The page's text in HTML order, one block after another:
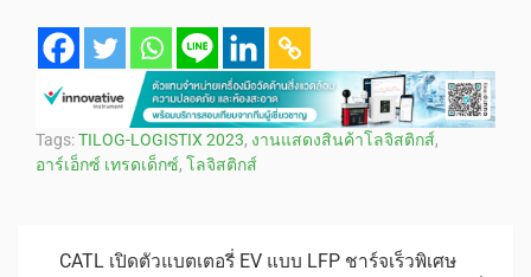
Tags:TILOG-LOGISTIX 2023, งานแสดงสินค้าโลจิสติกส์,
อาร์เอ็กซ์ เทรดเด็กซ์, โลจิสติกส์
CATL เปิดตัวแบตเตอรี่ EV แบบ LFP ชาร์จเร็วพิเศษ